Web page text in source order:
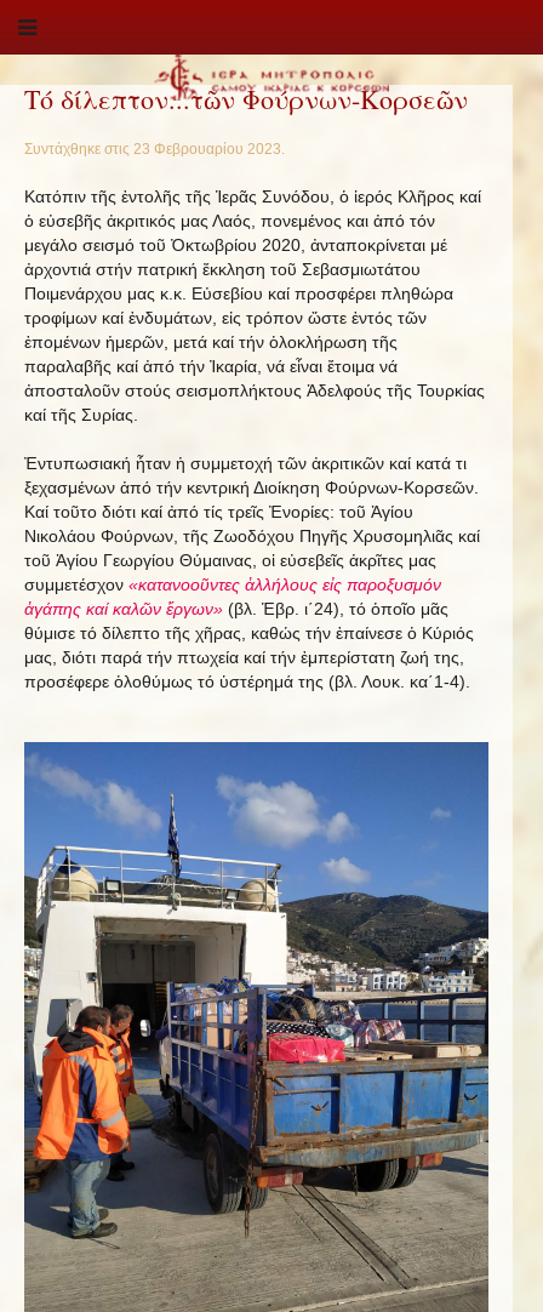
Τό δίλεπτον...τῶν Φούρνων-Κορσεῶν
Συντάχθηκε στις 23 Φεβρουαρίου 2023.
Κατόπιν τῆς ἐντολῆς τῆς Ἱερᾶς Συνόδου, ὁ ἱερός Κλῆρος καί
ὁ εὐσεβῆς ἀκριτικός μας Λαός, πονεμένος και ἀπό τόν
μεγάλο σεισμό τοῦ Ὀκτωβρίου 2020, ἀνταποκρίνεται μέ
ἀρχοντιά στήν πατρική ἔκκληση τοῦ Σεβασμιωτάτου
Ποιμενάρχου μας κ.κ. Εὐσεβίου καί προσφέρει πληθώρα
τροφίμων καί ἐνδυμάτων, εἰς τρόπον ὥστε ἐντός τῶν
ἑπομένων ἡμερῶν, μετά καί τήν ὁλοκλήρωση τῆς
παραλαβῆς καί ἀπό τήν Ἰκαρία, νά εἶναι ἔτοιμα νά
ἀποσταλοῦν στούς σεισμοπλήκτους Ἀδελφούς τῆς Τουρκίας
καί τῆς Συρίας.
Ἐντυπωσιακή ἦταν ἡ συμμετοχή τῶν ἀκριτικῶν καί κατά τι
ξεχασμένων ἀπό τήν κεντρική Διοίκηση Φούρνων-Κορσεῶν.
Καί τοῦτο διότι καί ἀπό τίς τρεῖς Ἐνορίες: τοῦ Ἁγίου
Νικολάου Φούρνων, τῆς Ζωοδόχου Πηγῆς Χρυσομηλιᾶς καί
τοῦ Ἁγίου Γεωργίου Θύμαινας, οἱ εὐσεβεῖς ἀκρῖτες μας
συμμετέσχον «κατανοοῦντες ἀλλήλους εἰς παροξυσμόν
ἀγάπης καί καλῶν ἔργων» (βλ. Ἑβρ. ι΄24), τό ὁποῖο μᾶς
θύμισε τό δίλεπτο τῆς χῆρας, καθώς τήν ἐπαίνεσε ὁ Κύριός
μας, διότι παρά τήν πτωχεία καί τήν ἐμπερίστατη ζωή της,
προσέφερε ὁλοθύμως τό ὑστέρημά της (βλ. Λουκ. κα΄1-4).